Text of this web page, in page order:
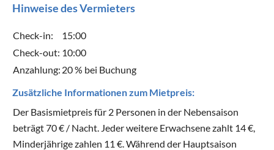
Hinweise des Vermieters
Check-in:
15:00
Check-out: 10:00
Anzahlung: 20 % bei Buchung
Zusätzliche Informationen zum Mietpreis:
Der Basismietpreis für 2 Personen in der Nebensaison
beträgt 70 € / Nacht. Jeder weitere Erwachsene zahlt 14 €,
Minderjährige zahlen 11 €. Während der Hauptsaison